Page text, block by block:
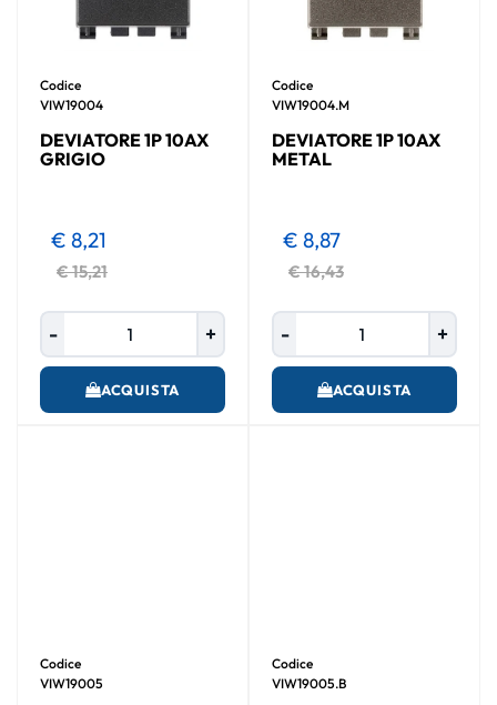
Codice
VIW19004
DEVIATORE 1P 10AX
GRIGIO
€ 15,21
€ 8,21
ACQUISTA
Codice
VIW19004.M
DEVIATORE 1P 10AX
METAL
€ 16,43
€ 8,87
ACQUISTA
Codice
VIW19005
Codice
VIW19005.B